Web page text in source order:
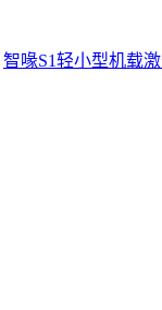
智喙S1轻小型机载